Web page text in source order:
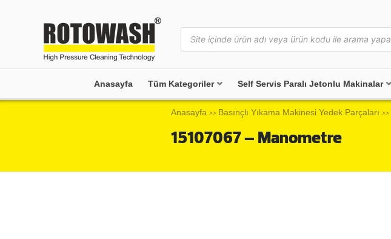
Anasayfa Tüm Kategoriler Self Servis Paralı Jetonlu Makinalar
Anasayfa >> Basınçlı Yıkama Makinesi Yedek Parçaları >>
15107067 – Manometre